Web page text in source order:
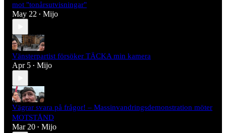
mot "tonårsutvisningar"
May 22 • Mijo
Vänsterpartist försöker TÄCKA min kamera
Apr 5 • Mijo
Vägrar svara på frågor! – Massinvandringsdemonstration möter
MOTSTÅND
Mar 20 • Mijo